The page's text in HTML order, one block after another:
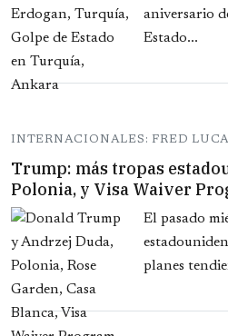
aniversario
Estado...
INTERNACIONALES: FRED
Trump: más tropas
Polonia, y Visa Waiver
El pasado
planes